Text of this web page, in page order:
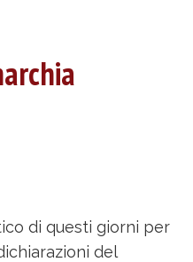
di questi giorni per
del